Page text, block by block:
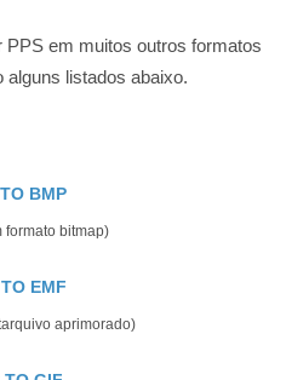
em muitos outros formatos
alguns listados abaixo.
BMP
formato bitmap)
EMF
aprimorado)